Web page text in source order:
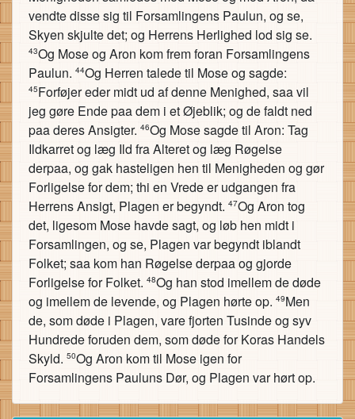
vendte disse sig til Forsamlingens Paulun, og se,
Skyen skjulte det; og Herrens Herlighed lod sig se.
43Og Mose og Aron kom frem foran Forsamlingens
Paulun. 44Og Herren talede til Mose og sagde:
45Forføjer eder midt ud af denne Menighed, saa vil
jeg gøre Ende paa dem i et Øjeblik; og de faldt ned
paa deres Ansigter. 46Og Mose sagde til Aron: Tag
Ildkarret og læg Ild fra Alteret og læg Røgelse
derpaa, og gak hasteligen hen til Menigheden og gør
Forligelse for dem; thi en Vrede er udgangen fra
Herrens Ansigt, Plagen er begyndt. 47Og Aron tog
det, ligesom Mose havde sagt, og løb hen midt i
Forsamlingen, og se, Plagen var begyndt iblandt
Folket; saa kom han Røgelse derpaa og gjorde
Forligelse for Folket. 48Og han stod imellem de døde
og imellem de levende, og Plagen hørte op. 49Men
de, som døde i Plagen, vare fjorten Tusinde og syv
Hundrede foruden dem, som døde for Koras Handels
Skyld. 50Og Aron kom til Mose igen for
Forsamlingens Pauluns Dør, og Plagen var hørt op.